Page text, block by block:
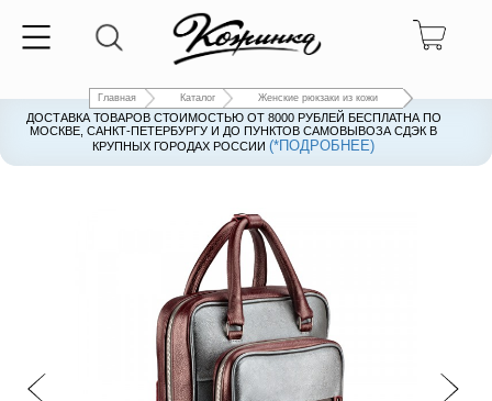
Главная Каталог Женские рюкзаки из кожи
ДОСТАВКА ТОВАРОВ СТОИМОСТЬЮ ОТ 8000 РУБЛЕЙ БЕСПЛАТНА ПО
МОСКВЕ, САНКТ-ПЕТЕРБУРГУ И ДО ПУНКТОВ САМОВЫВОЗА СДЭК В
КРУПНЫХ ГОРОДАХ РОССИИ(*ПОДРОБНЕЕ)
ДОСТАВКА ТОВАРОВ СТОИМОСТЬЮ ОТ 8000 РУБЛЕЙ БЕСПЛАТНА ПО
МОСКВЕ, САНКТ-ПЕТЕРБУРГУ И ДО ПУНКТОВ САМОВЫВОЗА СДЭК В
КРУПНЫХ ГОРОДАХ РОССИИ(*ПОДРОБНЕЕ)